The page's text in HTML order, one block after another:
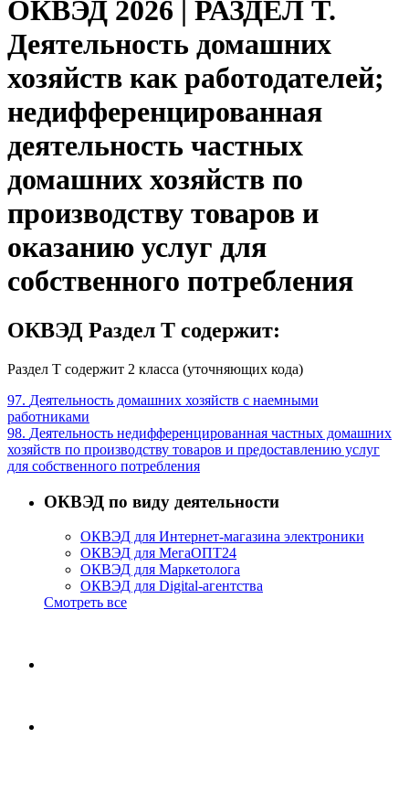
ОКВЭД 2026 | РАЗДЕЛ T.
Деятельность домашних
хозяйств как работодателей;
недифференцированная
деятельность частных
домашних хозяйств по
производству товаров и
оказанию услуг для
собственного потребления
ОКВЭД Раздел Т содержит:
Раздел T содержит 2 класса (уточняющих кода)
97. Деятельность домашних хозяйств с наемными
работниками
98. Деятельность недифференцированная частных домашних
хозяйств по производству товаров и предоставлению услуг
для собственного потребления
ОКВЭД по виду деятельности
ОКВЭД для Интернет-магазина электроники
ОКВЭД для МегаОПТ24
ОКВЭД для Маркетолога
ОКВЭД для Digital-агентства
Смотреть все